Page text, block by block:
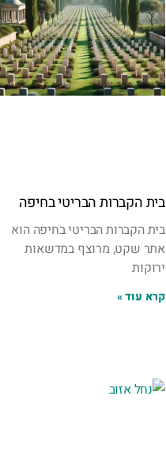
בית הקברות הבריטי בחיפה
בית הקברות הבריטי בחיפה הוא
אתר שקט, מרוצף במדשאות
ירוקות
קרא עוד »